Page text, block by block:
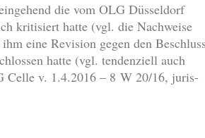
die vom OLG Düsseldorf
kritisiert hatte (vgl. die Nachweise
eine Revision gegen den Beschluss
hatte (vgl. tendenziell auch
Celle v. 1.4.2016 – 8 W 20/16, juris-